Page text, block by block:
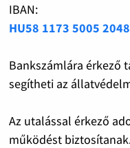
IBAN:
HU58 1173 5005
Bankszámlára érkező
segítheti az
Az utalással érkező
működést